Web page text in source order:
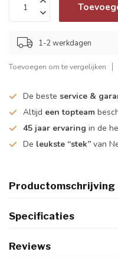
1-2 werkdagen
Toevoegen om te vergelijken
De beste service &
Altijd een topteam
45 jaar ervaring in de
De leukste “stek” van
Productomschrijving
Specificaties
Reviews